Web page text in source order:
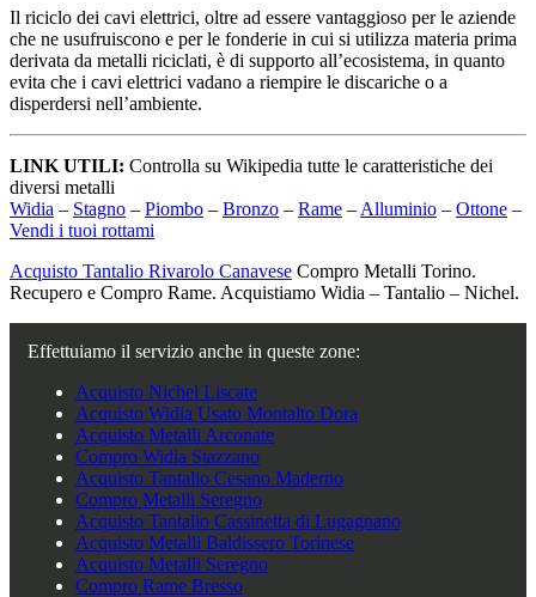
Il riciclo dei cavi elettrici, oltre ad essere vantaggioso per le aziende
che ne usufruiscono e per le fonderie in cui si utilizza materia prima
derivata da metalli riciclati, è di supporto all’ecosistema, in quanto
evita che i cavi elettrici vadano a riempire le discariche o a
disperdersi nell’ambiente.
LINK UTILI: Controlla su Wikipedia tutte le caratteristiche dei
diversi metalli
Widia – Stagno – Piombo – Bronzo – Rame – Alluminio – Ottone –
Vendi i tuoi rottami
Acquisto Tantalio Rivarolo Canavese Compro Metalli Torino.
Recupero e Compro Rame. Acquistiamo Widia – Tantalio – Nichel.
Effettuiamo il servizio anche in queste zone:
Acquisto Nichel Liscate
Acquisto Widia Usato Montalto Dora
Acquisto Metalli Arconate
Compro Widia Stazzano
Acquisto Tantalio Cesano Maderno
Compro Metalli Seregno
Acquisto Tantalio Cassinetta di Lugagnano
Acquisto Metalli Baldissero Torinese
Acquisto Metalli Seregno
Compro Rame Bresso